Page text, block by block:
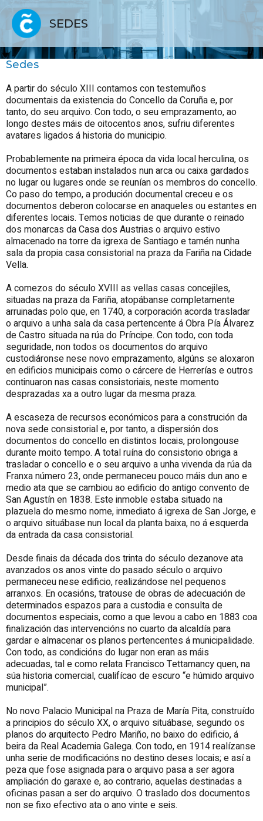
SEDES
Sedes
A partir do século XIII contamos con testemuños
documentais da existencia do Concello da Coruña e, por
tanto, do seu arquivo. Con todo, o seu emprazamento, ao
longo destes máis de oitocentos anos, sufriu diferentes
avatares ligados á historia do municipio.
Probablemente na primeira época da vida local herculina, os
documentos estaban instalados nun arca ou caixa gardados
no lugar ou lugares onde se reunían os membros do concello.
Co paso do tempo, a produción documental creceu e os
documentos deberon colocarse en anaqueles ou estantes en
diferentes locais. Temos noticias de que durante o reinado
dos monarcas da Casa dos Austrias o arquivo estivo
almacenado na torre da igrexa de Santiago e tamén nunha
sala da propia casa consistorial na praza da Fariña na Cidade
Vella.
A comezos do século XVIII as vellas casas concejiles,
situadas na praza da Fariña, atopábanse completamente
arruinadas polo que, en 1740, a corporación acorda trasladar
o arquivo a unha sala da casa pertencente á Obra Pía Álvarez
de Castro situada na rúa do Príncipe. Con todo, con toda
seguridade, non todos os documentos do arquivo
custodiáronse nese novo emprazamento, algúns se aloxaron
en edificios municipais como o cárcere de Herrerías e outros
continuaron nas casas consistoriais, neste momento
desprazadas xa a outro lugar da mesma praza.
A escaseza de recursos económicos para a construción da
nova sede consistorial e, por tanto, a dispersión dos
documentos do concello en distintos locais, prolongouse
durante moito tempo. A total ruína do consistorio obriga a
trasladar o concello e o seu arquivo a unha vivenda da rúa da
Franxa número 23, onde permaneceu pouco máis dun ano e
medio ata que se cambiou ao edificio do antigo convento de
San Agustín en 1838. Este inmoble estaba situado na
plazuela do mesmo nome, inmediato á igrexa de San Jorge, e
o arquivo situábase nun local da planta baixa, no á esquerda
da entrada da casa consistorial.
Desde finais da década dos trinta do século dezanove ata
avanzados os anos vinte do pasado século o arquivo
permaneceu nese edificio, realizándose nel pequenos
arranxos. En ocasións, tratouse de obras de adecuación de
determinados espazos para a custodia e consulta de
documentos especiais, como a que levou a cabo en 1883 coa
finalización das intervencións no cuarto da alcaldía para
gardar e almacenar os planos pertencentes á municipalidade.
Con todo, as condicións do lugar non eran as máis
adecuadas, tal e como relata Francisco Tettamancy quen, na
súa historia comercial, cualifícao de escuro “e húmido arquivo
municipal”.
No novo Palacio Municipal na Praza de María Pita, construído
a principios do século XX, o arquivo situábase, segundo os
planos do arquitecto Pedro Mariño, no baixo do edificio, á
beira da Real Academia Galega. Con todo, en 1914 realízanse
unha serie de modificacións no destino deses locais; e así a
peza que fose asignada para o arquivo pasa a ser agora
ampliación do garaxe e, ao contrario, aquelas destinadas a
oficinas pasan a ser do arquivo. O traslado dos documentos
non se fixo efectivo ata o ano vinte e seis.